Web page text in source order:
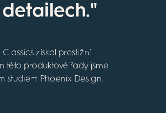
získal prestižní
této produktové řady jsme
studiem Phoenix Design.